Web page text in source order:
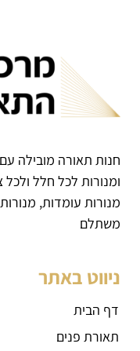
חנות תאורה מובילה
ומנורות לכל חלל
מנורות עומדות,
משתלם
ניווט באתר
דף הבית
תאורת פנים